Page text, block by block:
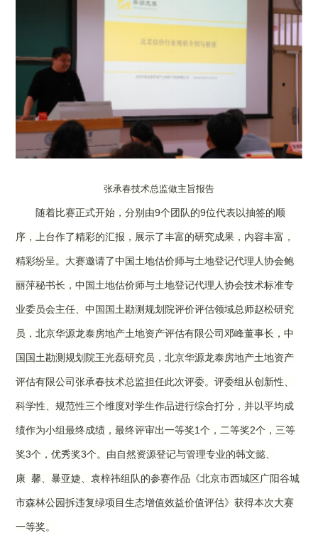
张承春技术总监做主旨报告
随着比赛正式开始，分别由9个团队的9位代表以抽签的顺
序，上台作了精彩的汇报，展示了丰富的研究成果，内容丰富，
精彩纷呈。大赛邀请了中国土地估价师与土地登记代理人协会鲍
丽萍秘书长 ， 中国土地估价师与土地登记代理人协会技术标准专
业委员会主任、中国国土勘测规划院评价评估领域总师赵松研究
员 ， 北京华源龙泰房地产土地资产评估有限公司 邓峰董事长 ， 中
国国土勘测规划院王光磊研究员 ， 北京华源龙泰房地产土地资产
评估有限公司 张承春技术总监担任此次评委。评委组从创新性、
科学性、规范性三个维度对学生作品进行综合打分，并以平均成
绩作为小组最终成绩，最终评审出一等奖1个，二等奖2个，三等
奖3个， 优秀奖3个。 由自然资源登记与管理专业的韩文懿、
康 馨、暴亚婕、袁梓祎组队的参赛作品《北京市西城区广阳谷城
市森林公园拆违复绿项目生态增值效益价值评估》获得本次大赛
一等奖。